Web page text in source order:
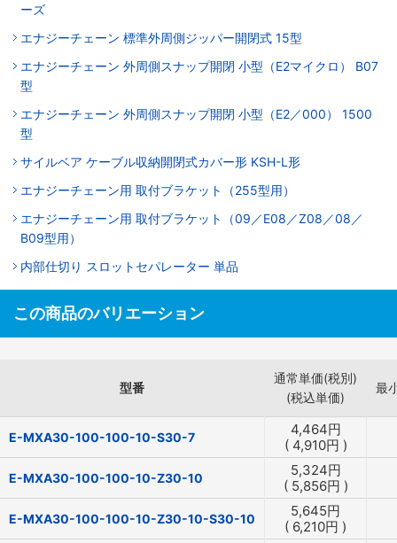
ーズ
エナジーチェーン 標準外周側ジッパー開閉式 15型
エナジーチェーン 外周側スナップ開閉 小型（E2マイクロ） B07
型
エナジーチェーン 外周側スナップ開閉 小型（E2／000） 1500
型
サイルベア ケーブル収納開閉式カバー形 KSH-L形
エナジーチェーン用 取付ブラケット（255型用）
エナジーチェーン用 取付ブラケット（09／E08／Z08／08／
B09型用）
内部仕切り スロットセパレーター 単品
この商品のバリエーション
型番
通常単価(税別)
(税込単価)
最
E-MXA30-100-100-10-S30-7 4,464円
( 4,910円 )
E-MXA30-100-100-10-Z30-10 5,324円
( 5,856円 )
E-MXA30-100-100-10-Z30-10-S30-10 5,645円
( 6,210円 )